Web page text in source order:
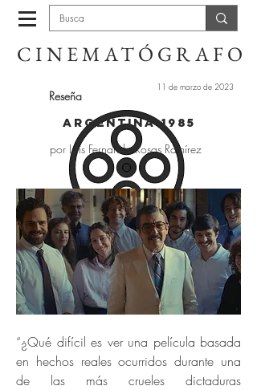
CINEMATÓGRAFO
Reseña
Argentina 1985
por Luis Fernando Rosas Ramírez
11 de marzo de 2023
“¿Qué difícil es ver una película basada
en hechos reales ocurridos durante una
de las más crueles dictaduras